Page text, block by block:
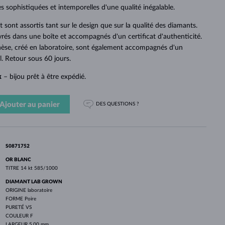
OR BLANC
OR ROSEPERLES
DÉCOUVRIR
OR BLANC
sophistiquées et intemporelles d'une qualité inégalable.
sont assortis tant sur le design que sur la qualité des diamants.
dans une boîte et accompagnés d'un certificat d'authenticité.
créé en laboratoire, sont également accompagnés d'un
Retour sous 60 jours.
– bijou prêt à être expédié.
Ajouter au panier DES QUESTIONS ?
S0871752
OR BLANC
TITRE 14 kt 585/1000
DIAMANT LAB GROWN
ORIGINE laboratoire
FORME Poire
PURETÉ VS
COULEUR F